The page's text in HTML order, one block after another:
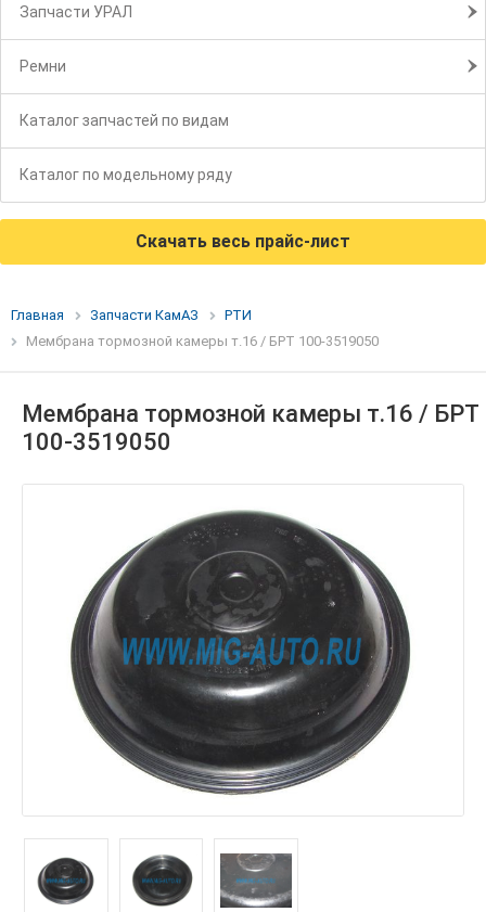
Запчасти УРАЛ
Ремни
Каталог запчастей по видам
Каталог по модельному ряду
Скачать весь прайс-лист
Главная Запчасти КамАЗ
РТИ
Мембрана тормозной камеры т.16 / БРТ 100-3519050
Мембрана тормозной камеры т.16 / БРТ
100-3519050